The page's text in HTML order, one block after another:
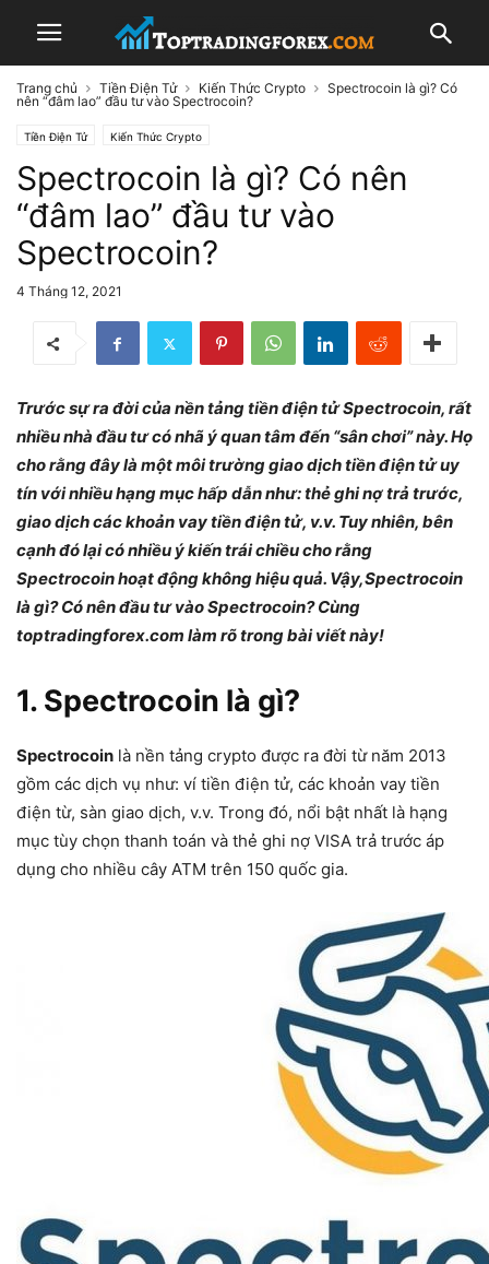
Trang chủ Tiền Điện Tử Kiến Thức Crypto
Spectrocoin là gì? Có
nên “đâm lao” đầu tư vào Spectrocoin?
Tiền Điện Tử Kiến Thức Crypto
Spectrocoin là gì? Có nên
“đâm lao” đầu tư vào
Spectrocoin?
4 Tháng 12, 2021
Trước sự ra đời của nền tảng tiền điện tử Spectrocoin, rất
nhiều nhà đầu tư có nhã ý quan tâm đến “sân chơi” này. Họ
cho rằng đây là một môi trường giao dịch tiền điện tử uy
tín với nhiều hạng mục hấp dẫn như: thẻ ghi nợ trả trước,
giao dịch các khoản vay tiền điện tử, v.v. Tuy nhiên, bên
cạnh đó lại có nhiều ý kiến trái chiều cho rằng
Spectrocoin hoạt động không hiệu quả. Vậy,Spectrocoin
là gì? Có nên đầu tư vào Spectrocoin? Cùng
toptradingforex.com làm rõ trong bài viết này!
1. Spectrocoin là gì?
Spectrocoin là nền tảng crypto được ra đời từ năm 2013
gồm các dịch vụ như: ví tiền điện tử, các khoản vay tiền
điện từ, sàn giao dịch, v.v. Trong đó, nổi bật nhất là hạng
mục tùy chọn thanh toán và thẻ ghi nợ VISA trả trước áp
dụng cho nhiều cây ATM trên 150 quốc gia.